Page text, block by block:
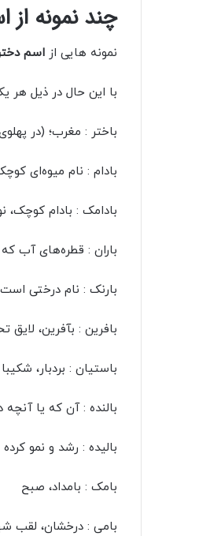
چند نمونه
نمونه هایی از اسم
با این حال در ذیل
باختر : مغرب؛ (در
بادام : نام میوه‌ای
بادامک : بادام کوچک،
باران : قطره‌های آب
بارنک : نام درختی
بافرین : بآفرین،
باستیان : بردبار، شکیبا
بالنده : آن که یا
بالیده : رشد و نمو کرده
بامک : بامداد، صبح
بامی : درخشان، لقب